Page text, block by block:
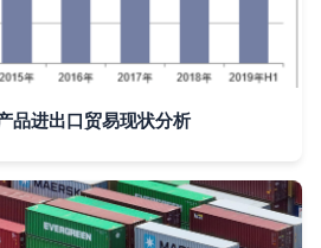
品进出口贸易现状分析